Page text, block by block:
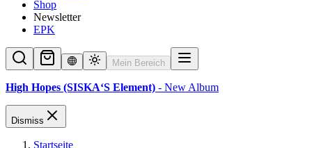
Shop
Newsletter
EPK
Mein Bereich
High Hopes (SISKA‘S Element) - New Album
Dismiss
Startseite